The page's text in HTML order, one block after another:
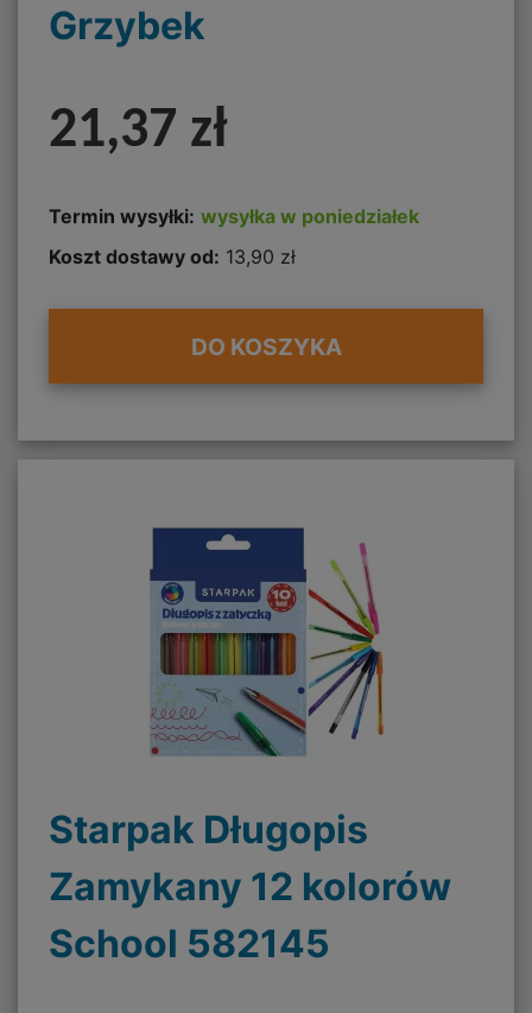
Grzybek
21,37 zł
Termin wysyłki: wysyłka w poniedziałek
Koszt dostawy od: 13,90 zł
DO KOSZYKA
Starpak Długopis
Zamykany 12 kolorów
School 582145